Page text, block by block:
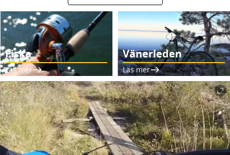
Fiska
Läs mer
Vänerleden
Läs mer